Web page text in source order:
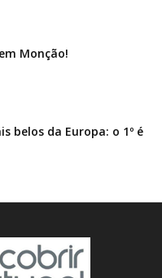
Monção!
belos da Europa: o 1º é